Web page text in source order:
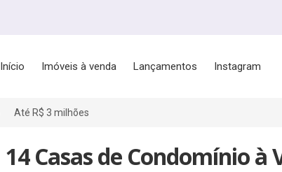
Início Imóveis à venda Lançamentos Instagram
Até R$ 3 milhões
14 Casas de Condomínio à